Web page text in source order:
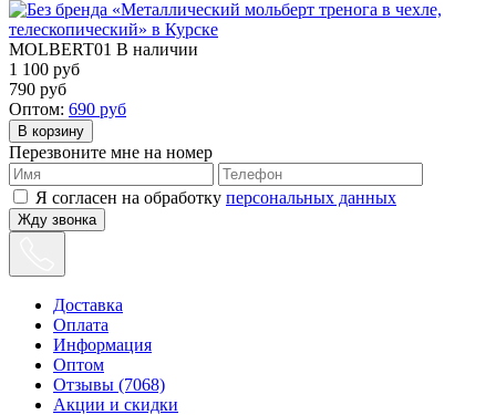
MOLBERT01 В наличии
1 100 руб
790 руб
Оптом: 690 руб
Перезвоните мне на номер
Я согласен на обработку персональных данных
Жду звонка
Доставка
Оплата
Информация
Оптом
Отзывы (7068)
Акции и скидки